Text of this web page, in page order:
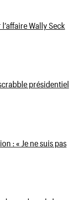
Wally Seck
présidentiel
: « Je ne suis pas